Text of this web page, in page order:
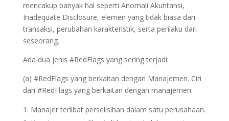
mencakup banyak hal seperti Anomali Akuntansi,
Inadequate Disclosure, elemen yang tidak biasa dari
transaksi, perubahan karakteristik, serta perilaku dari
seseorang.
Ada dua jenis #RedFlags yang sering terjadi:
(a) #RedFlags yang berkaitan dengan Manajemen. Ciri
dari #RedFlags yang berkaitan dengan manajemen:
Manajer terlibat perselisihan dalam satu perusahaan.